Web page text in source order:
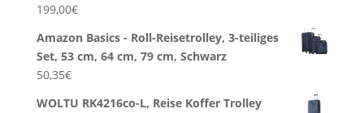
199,00€
Amazon Basics - Roll-Reisetrolley, 3-teiliges
Set, 53 cm, 64 cm, 79 cm, Schwarz
50,35€
WOLTU RK4216co-L, Reise Koffer Trolley